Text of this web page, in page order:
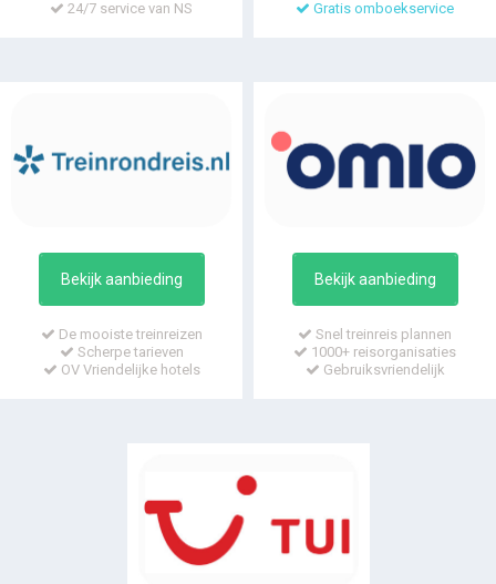
24/7 service van NS
Gratis omboekservice
Bekijk aanbieding
De mooiste treinreizen
Scherpe tarieven
OV Vriendelijke hotels
Bekijk aanbieding
Snel treinreis plannen
1000+ reisorganisaties
Gebruiksvriendelijk